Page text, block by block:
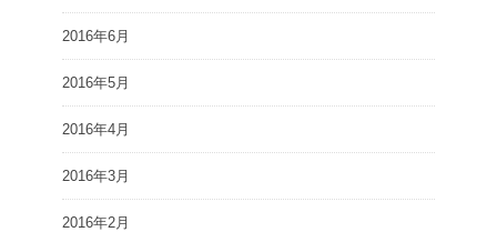
2016年6月
2016年5月
2016年4月
2016年3月
2016年2月